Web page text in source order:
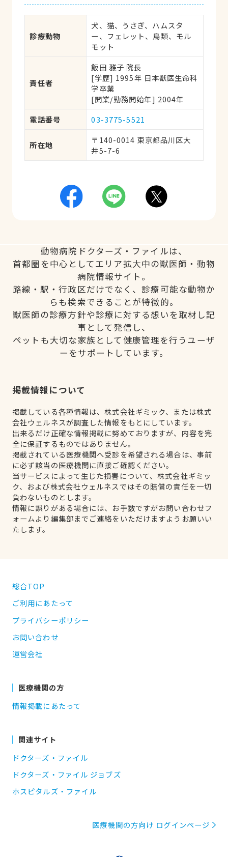
診療動物
犬、猫、うさぎ、ハムスタ
ー、フェレット、鳥類、モル
モット
責任者
飯田 雅子 院長
[学歴] 1995年 日本獣医生命科
学卒業
[開業/勤務開始年] 2004年
電話番号
03-3775-5521
所在地
〒140-0014 東京都品川区大
井5-7-6
動物病院ドクターズ・ファイルは、
首都圏を中心としてエリア拡大中の獣医師・動物
病院情報サイト。
路線・駅・行政区だけでなく、診療可能な動物か
らも検索できることが特徴的。
獣医師の診療方針や診療に対する想いを取材し記
事として発信し、
ペットも大切な家族として健康管理を行うユーザ
ーをサポートしています。
掲載情報について
掲載している各種情報は、株式会社ギミック、または株式
会社ウェルネスが調査した情報をもとにしています。
出来るだけ正確な情報掲載に努めておりますが、内容を完
全に保証するものではありません。
掲載されている医療機関へ受診を希望される場合は、事前
に必ず該当の医療機関に直接ご確認ください。
当サービスによって生じた損害について、株式会社ギミッ
ク、および株式会社ウェルネスではその賠償の責任を一切
負わないものとします。
情報に誤りがある場合には、お手数ですがお問い合わせフ
ォームより編集部までご連絡をいただけますようお願いい
たします。
総合TOP
ご利用にあたって
プライバシーポリシー
お問い合わせ
運営会社
医療機関の方
情報掲載にあたって
関連サイト
ドクターズ・ファイル
ドクターズ・ファイル ジョブズ
ホスピタルズ・ファイル
医療機関の方向け ログインページ